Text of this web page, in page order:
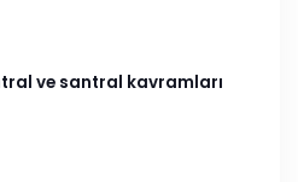
ve santral kavramları